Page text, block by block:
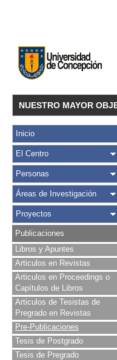
NUESTRO MAYOR
Inicio
El Centro
Personas
Áreas de Investigación
Proyectos
Publicaciones
Libros y Apuntes
Articulos en Revistas
Articulos en Proceedings o
Capítulos de Libros
Articulos de Tesistas de
Pregrado en Revistas
Pre-Publicaciones
Tesis de Postgrado
Tesis de Pregrado